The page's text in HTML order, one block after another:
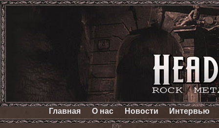
Главная О нас Новости Интервью